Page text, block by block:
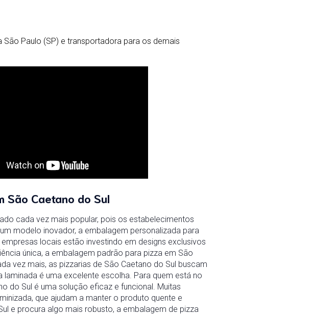
Paulo (SP) e transportadora para os demais
São Caetano do Sul
cada vez mais popular, pois os estabelecimentos
modelo inovador, a embalagem personalizada para
locais estão investindo em designs exclusivos
única, a embalagem padrão para pizza em São
vez mais, as pizzarias de São Caetano do Sul buscam
é uma excelente escolha. Para quem está no
do Sul é uma solução eficaz e funcional. Muitas
que ajudam a manter o produto quente e
e procura algo mais robusto, a embalagem de pizza